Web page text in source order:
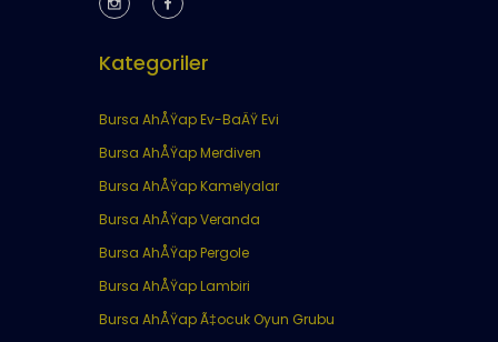
Kategoriler
Bursa AhÅŸap Ev-BaÄŸ Evi
Bursa AhÅŸap Merdiven
Bursa AhÅŸap Kamelyalar
Bursa AhÅŸap Veranda
Bursa AhÅŸap Pergole
Bursa AhÅŸap Lambiri
Bursa AhÅŸap Ã‡ocuk Oyun Grubu